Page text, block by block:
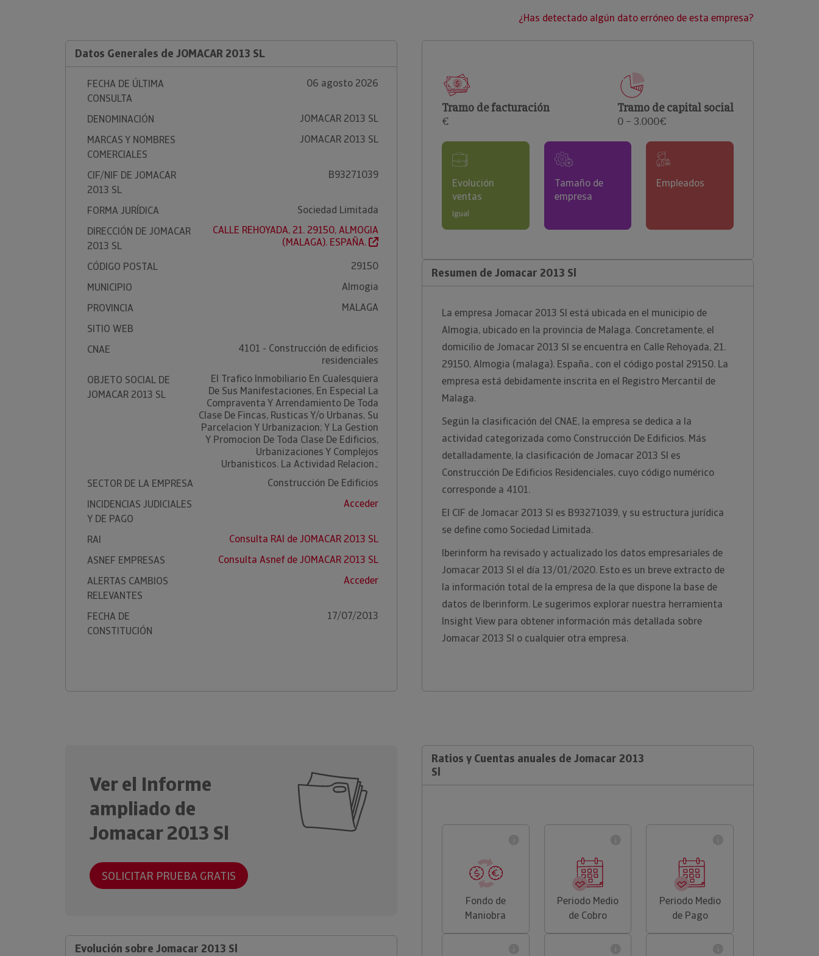
clientes.
¿Has detectado algún dato erróneo de esta empresa?
Datos Generales de JOMACAR 2013 SL
FECHA DE ÚLTIMA
CONSULTA
06 agosto 2026
DENOMINACIÓN
JOMACAR 2013 SL
MARCAS Y NOMBRES
COMERCIALES
JOMACAR 2013 SL
CIF/NIF DE JOMACAR
2013 SL
B93271039
FORMA JURÍDICA
Sociedad Limitada
DIRECCIÓN DE JOMACAR
2013 SL
CALLE REHOYADA, 21. 29150, ALMOGIA
(MALAGA). ESPAÑA.
CÓDIGO POSTAL
29150
MUNICIPIO
Almogia
PROVINCIA
MALAGA
SITIO WEB
CNAE
4101 - Construcción de edificios
residenciales
OBJETO SOCIAL DE
JOMACAR 2013 SL
El Trafico Inmobiliario En Cualesquiera
De Sus Manifestaciones, En Especial La
Compraventa Y Arrendamiento De Toda
Clase De Fincas, Rusticas Y/o Urbanas, Su
Parcelacion Y Urbanizacion; Y La Gestion
Y Promocion De Toda Clase De Edificios,
Urbanizaciones Y Complejos
Urbanisticos. La Actividad Relacion.;
SECTOR DE LA EMPRESA
Construcción De Edificios
INCIDENCIAS JUDICIALES
Y DE PAGO
Acceder
RAI
Consulta RAI de JOMACAR 2013 SL
ASNEF EMPRESAS
Consulta Asnef de JOMACAR 2013 SL
ALERTAS CAMBIOS
RELEVANTES
Acceder
FECHA DE
CONSTITUCIÓN
17/07/2013
Tramo de facturación
€
Tramo de capital social
0 – 3.000€
Evolución
ventas
Igual
Tamaño de
empresa
Empleados
Resumen de Jomacar 2013 Sl
La empresa Jomacar 2013 Sl está ubicada en el municipio de
Almogia, ubicado en la provincia de Malaga. Concretamente, el
domicilio de Jomacar 2013 Sl se encuentra en Calle Rehoyada, 21.
29150, Almogia (malaga). España., con el código postal 29150. La
empresa está debidamente inscrita en el Registro Mercantil de
Malaga.
Según la clasificación del CNAE, la empresa se dedica a la
actividad categorizada como Construcción De Edificios. Más
detalladamente, la clasificación de Jomacar 2013 Sl es
Construcción De Edificios Residenciales, cuyo código numérico
corresponde a 4101.
El CIF de Jomacar 2013 Sl es B93271039, y su estructura jurídica
se define como Sociedad Limitada.
Iberinform ha revisado y actualizado los datos empresariales de
Jomacar 2013 Sl el día 13/01/2020. Esto es un breve extracto de
la información total de la empresa de la que dispone la base de
datos de Iberinform. Le sugerimos explorar nuestra herramienta
Insight View para obtener información más detallada sobre
Jomacar 2013 Sl o cualquier otra empresa.
Ver el Informe
ampliado de
Jomacar 2013 Sl
SOLICITAR PRUEBA GRATIS
Evolución sobre Jomacar 2013 Sl
Ratios y Cuentas anuales de Jomacar 2013
Sl
Fondo de
Maniobra
Periodo Medio
de Cobro
Periodo Medio
de Pago